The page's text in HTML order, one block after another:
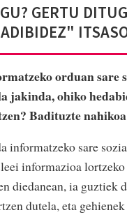
GERTU
orduan sare
jakinda, ohiko
Badituzte
informatzeko sare
informazioa
diedanean, ia guztiek
dutela, eta